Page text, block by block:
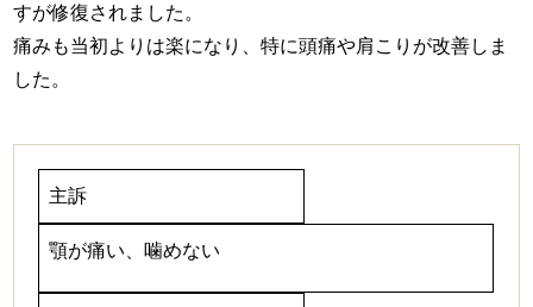
すが修復されました。
痛みも当初よりは楽になり、特に頭痛や肩こりが改善しま
した。
主訴
顎が痛い、噛めない